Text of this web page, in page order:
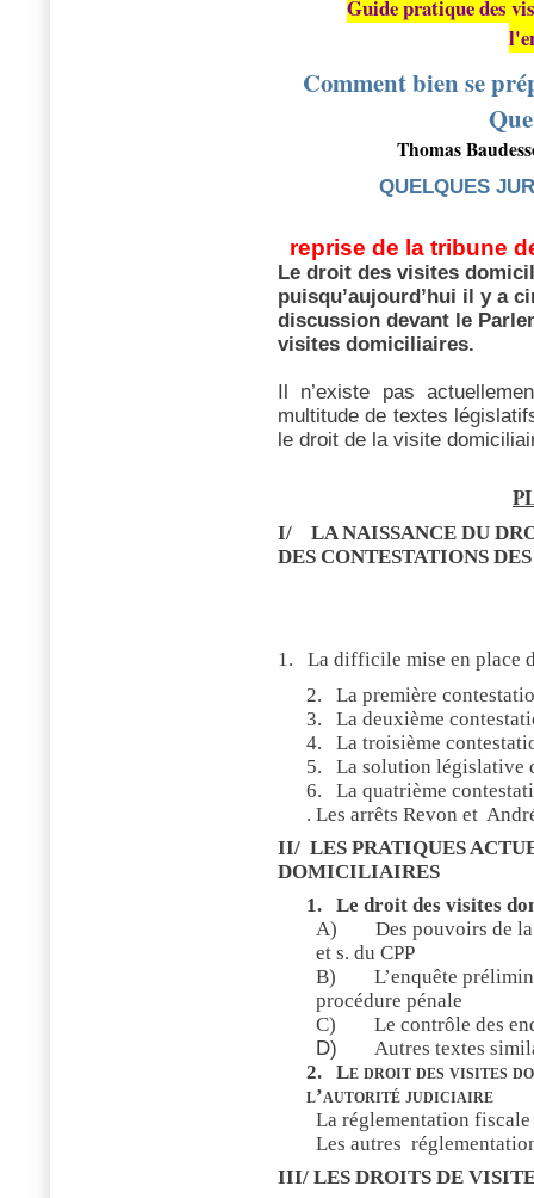
Guide pratique des
Comment bien se
Thomas
QUELQUES
reprise de la tribune
Le droit des visites
puisqu’aujourd’hui il y a
discussion devant le
visites domiciliaires.
Il n’existe pas
multitude de textes
le droit de la visite
I/
LA NAISSANCE DU
DES CONTESTATIONS
1.
La difficile mise en place
2.
La première
3.
La deuxième
4.
La troisième
5.
La solution législative
6.
La quatrième
. Les arrêts Revon et
II/ LES PRATIQUES
DOMICILIAIRES
1.
Le droit des visites
A)
Des pouvoirs de
et s. du CPP
B)
L’enquête
procédure pénale
C)
Le contrôle des
D)
Autres textes
2.
Le droit des visites
l’autorité judiciaire
La réglementation
Les autres
III/ LES DROITS DE